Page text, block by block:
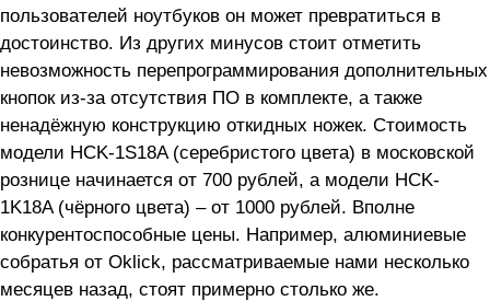
пользователей ноутбуков он может превратиться в
достоинство. Из других минусов стоит отметить
невозможность перепрограммирования дополнительных
кнопок из-за отсутствия ПО в комплекте, а также
ненадёжную конструкцию откидных ножек. Стоимость
модели HCK-1S18A (серебристого цвета) в московской
рознице начинается от 700 рублей, а модели HCK-
1K18A (чёрного цвета) – от 1000 рублей. Вполне
конкурентоспособные цены. Например, алюминиевые
собратья от Oklick, рассматриваемые нами несколько
месяцев назад, стоят примерно столько же.